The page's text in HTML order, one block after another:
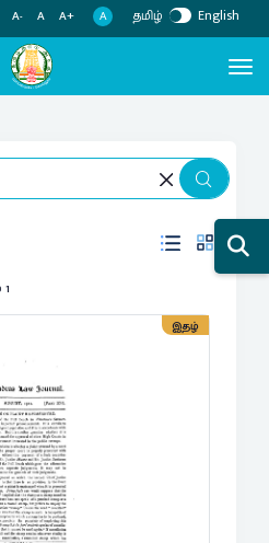
A- A A+ A தமிழ் English
இதழ்